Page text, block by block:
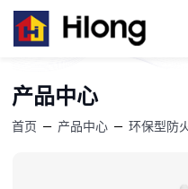
产品中心
首页 — 产品中心— 环保型防